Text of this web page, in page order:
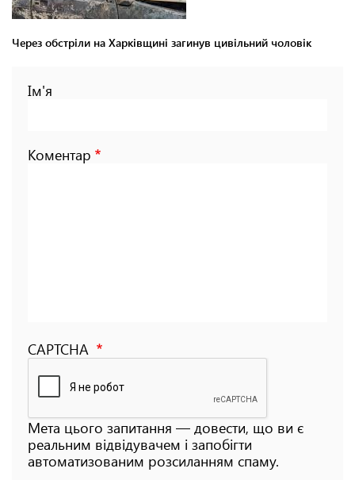
Через обстріли на Харківщині загинув цивільний чоловік
Ім'я
Коментар
CAPTCHA
Мета цього запитання — довести, що ви є
реальним відвідувачем і запобігти
автоматизованим розсиланням спаму.